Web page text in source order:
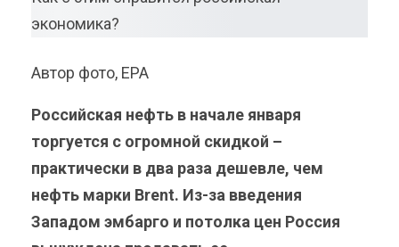
Автор фото, EPA
Российская нефть в начале января
торгуется с огромной скидкой –
практически в два раза дешевле, чем
нефть марки Brent. Из-за введения
Западом эмбарго и потолка цен Россия